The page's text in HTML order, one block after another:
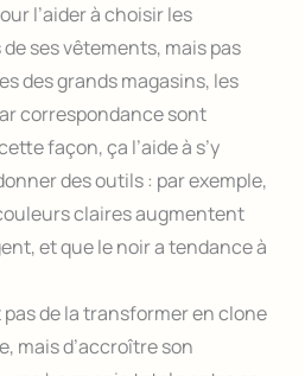
l’aider à choisir les
ses vêtements, mais pas
des grands magasins, les
correspondance sont
façon, ça l’aide à s’y
des outils : par exemple,
claires augmentent
et que le noir a tendance à
pas de la transformer en clone
mais d’accroître son